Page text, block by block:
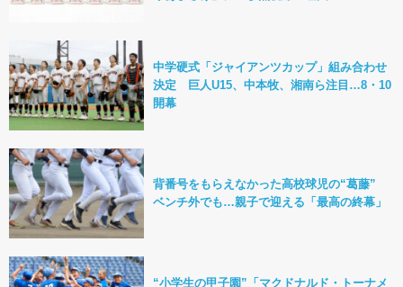
中学硬式「ジャイアンツカップ」組み合わせ
決定 巨人U15、中本牧、湘南ら注目…8・10
開幕
背番号をもらえなかった高校球児の“葛藤”
ベンチ外でも…親子で迎える「最高の終幕」
“小学生の甲子園”「マクドナルド・トーナメ